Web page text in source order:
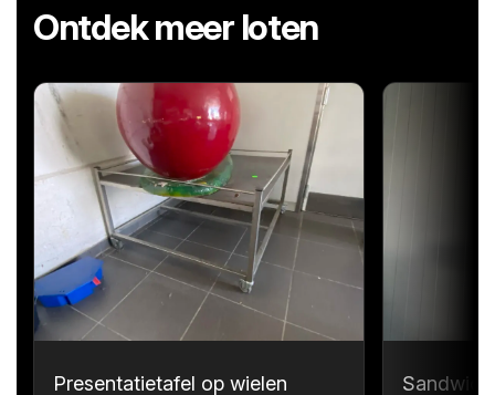
Ontdek meer loten
Presentatietafel op wielen